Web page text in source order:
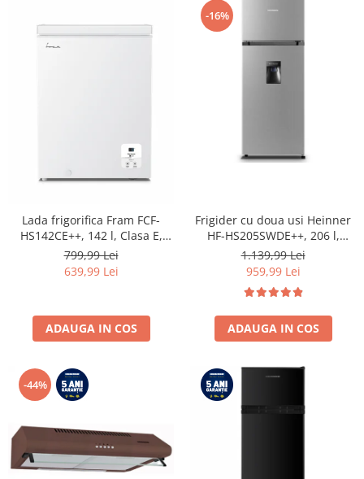
Lada frigorifica Fram FCF-
HS142CE++, 142 l, Clasa E,
Convertibil
Frigider/Congelator, Control
electronic, Display digital, Alb
799,99 Lei
639,99 Lei
ADAUGA IN COS
-16%
Frigider cu doua usi Heinner
HF-HS205SWDE++, 206 l,
Dozator de apa, Iluminare
LED, H 143.4 cm, Clasa E,
Argintiu
1.139,99 Lei
959,99 Lei
ADAUGA IN COS
-44%